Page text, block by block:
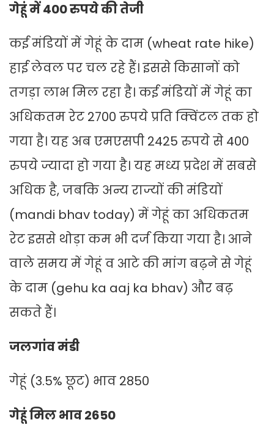
गेहूं में 400 रुपये की तेजी
कई मंडियों में गेहूं के दाम (wheat rate hike)
हाई लेवल पर चल रहे हैं। इससे किसानों को
तगड़ा लाभ मिल रहा है। कई मंडियों में गेहूं का
अधिकतम रेट 2700 रुपये प्रति क्विंटल तक हो
गया है। यह अब एमएसपी 2425 रुपये से 400
रुपये ज्यादा हो गया है। यह मध्य प्रदेश में सबसे
अधिक है, जबकि अन्य राज्यों की मंडियों
(mandi bhav today) में गेहूं का अधिकतम
रेट इससे थोड़ा कम भी दर्ज किया गया है। आने
वाले समय में गेहूं व आटे की मांग बढ़ने से गेहूं
के दाम (gehu ka aaj ka bhav) और बढ़
सकते हैं।
जलगांव मंडी
गेहूं (3.5% छूट) भाव 2850
गेहूं मिल भाव 2650